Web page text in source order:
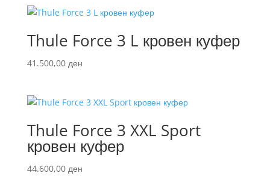
Thule Force 3 L кровен куфер
41.500,00 ден
Thule Force 3 XXL Sport
кровен куфер
44.600,00 ден